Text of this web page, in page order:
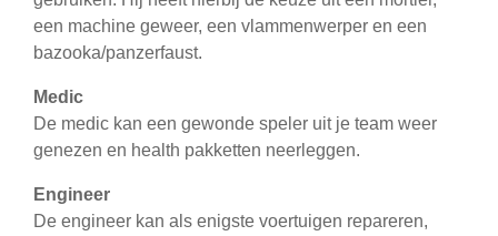
een machine geweer, een vlammenwerper en een
bazooka/panzerfaust.
Medic
De medic kan een gewonde speler uit je team weer
genezen en health pakketten neerleggen.
Engineer
De engineer kan als enigste voertuigen repareren,